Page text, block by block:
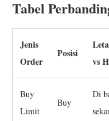
Tabel
Jenis
Order
Posisi
vs
Buy
Limit
Buy
Di